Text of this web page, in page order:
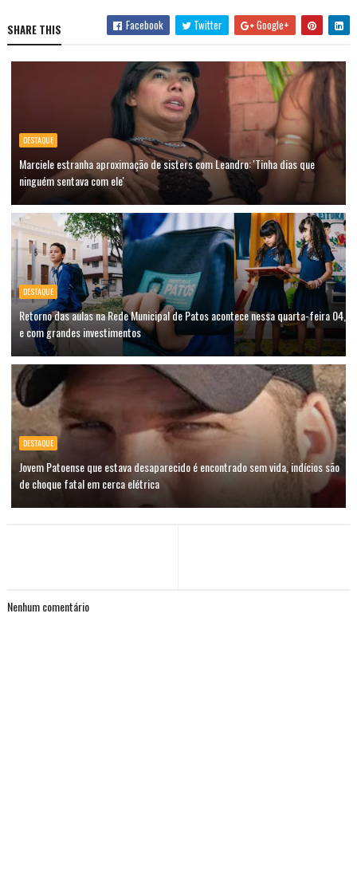
SHARE THIS Facebook Twitter Google+
DESTAQUE
Marciele estranha aproximação de sisters com Leandro: 'Tinha dias que
ninguém sentava com ele'
DESTAQUE
Retorno das aulas na Rede Municipal de Patos acontece nessa quarta-feira 04,
e com grandes investimentos
DESTAQUE
Jovem Patoense que estava desaparecido é encontrado sem vida, indícios são
de choque fatal em cerca elétrica
Nenhum comentário